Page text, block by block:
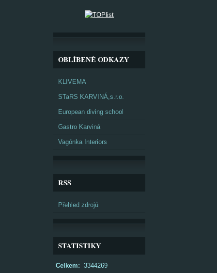
OBLÍBENÉ ODKAZY
KLIVEMA
STaRS KARVINÁ,s.r.o.
European diving school
Gastro Karviná
Vagónka Interiors
RSS
Přehled zdrojů
STATISTIKY
Celkem: 3344269